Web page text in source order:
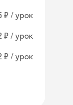
₽ / урок
₽ / урок
₽ / урок